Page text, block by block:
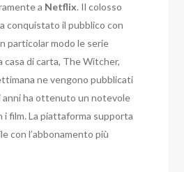
a Netflix. Il colosso
conquistato il pubblico con
particolar modo le serie
casa di carta, The Witcher,
ne vengono pubblicati
anni ha ottenuto un notevole
i film. La piattaforma supporta
con l’abbonamento più